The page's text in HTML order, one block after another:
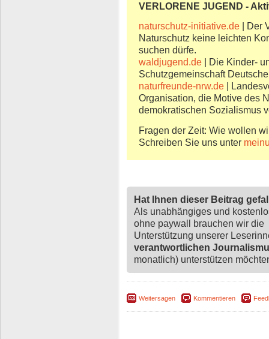
VERLORENE JUGEND -
naturschutz-initiative.de | Der
Naturschutz keine leichten
suchen dürfe.
waldjugend.de | Die Kinder-
Schutzgemeinschaft
naturfreunde-nrw.de |
Organisation, die Motive des
demokratischen Sozialismus
Fragen der Zeit: Wie wollen
Schreiben Sie uns unter
Hat Ihnen dieser Beitrag
Als unabhängiges und
ohne paywall brauchen wir die
Unterstützung unserer
verantwortlichen
monatlich) unterstützen
Weitersagen Kommentieren